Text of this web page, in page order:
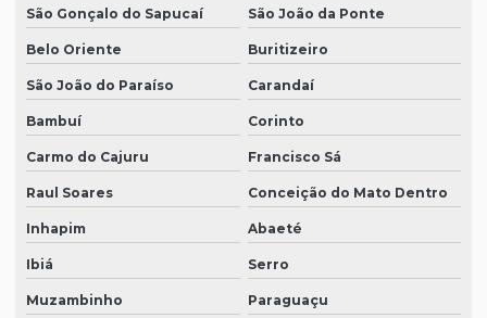
São Gonçalo do Sapucaí São João da Ponte
Belo Oriente Buritizeiro
São João do Paraíso Carandaí
Bambuí Corinto
Carmo do Cajuru Francisco Sá
Raul Soares Conceição do Mato Dentro
Inhapim Abaeté
Ibiá Serro
Muzambinho Paraguaçu